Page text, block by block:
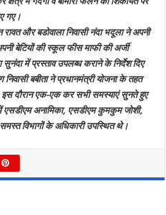
गए।
और बडोवाला निवासी नंदा भदूला ने अपनी
बेटियों की स्कूल फीस माफी की अर्जी
में प्रस्ताव उपलब्ध कराने के निर्देश दिए
बबीता ने प्रधानमंत्री योजना के तहत
इस दौरान एक-एक कर सभी समस्याएं सुनते हुए
एसडीएम अनामिका, एसडीएम कुमकुम जोशी,
विभागों के अधिकारी उपस्थित थे।